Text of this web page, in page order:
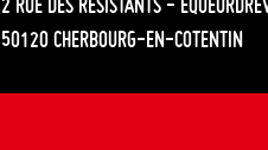
50120 CHERBOURG-EN-COTENTIN